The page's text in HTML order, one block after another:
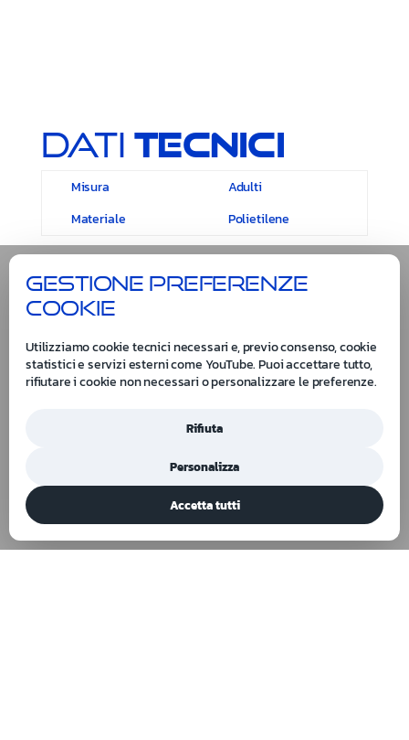
DatiTecnici
Misura
Adulti
Materiale
Polietilene
Gestione preferenze
cookie
Utilizziamo cookie tecnici necessari e, previo consenso, cookie
statistici e servizi esterni come YouTube. Puoi accettare tutto,
rifiutare i cookie non necessari o personalizzare le preferenze.
Rifiuta
Personalizza
Accetta tutti